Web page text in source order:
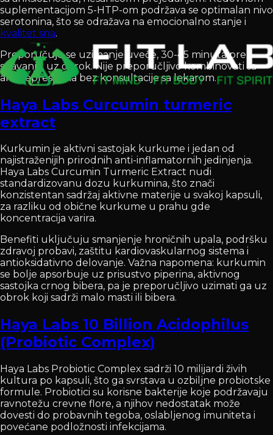
suplementacijom 5-HTP-om podržava se optimalan nivo
serotonina, što se odražava na emocionalno stanje i
kvalitet sna.
Preporučuje se uzimanje uveče, 30-45 minuta pre
spavanja, uz obrok. Nije preporučljivo kombinovati sa
antidepresivima bez konsultacije sa lekarom.
Haya Labs Curcumin turmeric
extract
Kurkumin je aktivni sastojak kurkume i jedan od
najistraženijih prirodnih anti-inflamatornih jedinjenja.
Haya Labs Curcumin Turmeric Extract nudi
standardizovanu dozu kurkumina, što znači
konzistentan sadržaj aktivne materije u svakoj kapsuli,
za razliku od obične kurkume u prahu gde
koncentracija varira.
Benefiti uključuju smanjenje hroničnih upala, podršku
zdravoj probavi, zaštitu kardiovaskularnog sistema i
antioksidativno delovanje. Važna napomena: kurkumin
se bolje apsorbuje uz prisustvo piperina, aktivnog
sastojka crnog bibera, pa je preporučljivo uzimati ga uz
obrok koji sadrži malo masti ili bibera.
Haya Labs 10 Billion Acidophilus
(Probiotic Complex)
Haya Labs Probiotic Complex sadrži 10 milijardi živih
kultura po kapsuli, što ga svrstava u ozbiljne probiotske
formule. Probiotici su korisne bakterije koje podržavaju
ravnotežu crevne flore, a njihov nedostatak može
dovesti do probavnih tegoba, oslabljenog imuniteta i
povećane podložnosti infekcijama.